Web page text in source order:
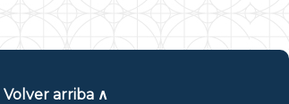
Volver arriba ∧